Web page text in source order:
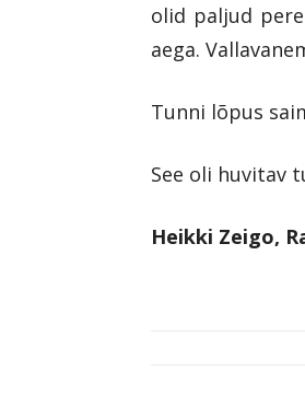
olid paljud
aega.
Tunni lõpus
See oli huvitav
Heikki Zeigo,